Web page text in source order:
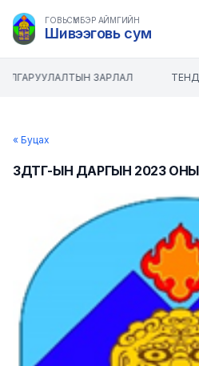
ГОВЬСҮМБЭР АЙМГИЙН
Шивээговь сум
ЗАРЛАЛ
« Буцах
ЗДТГ-ЫН ДАРГЫН 2023